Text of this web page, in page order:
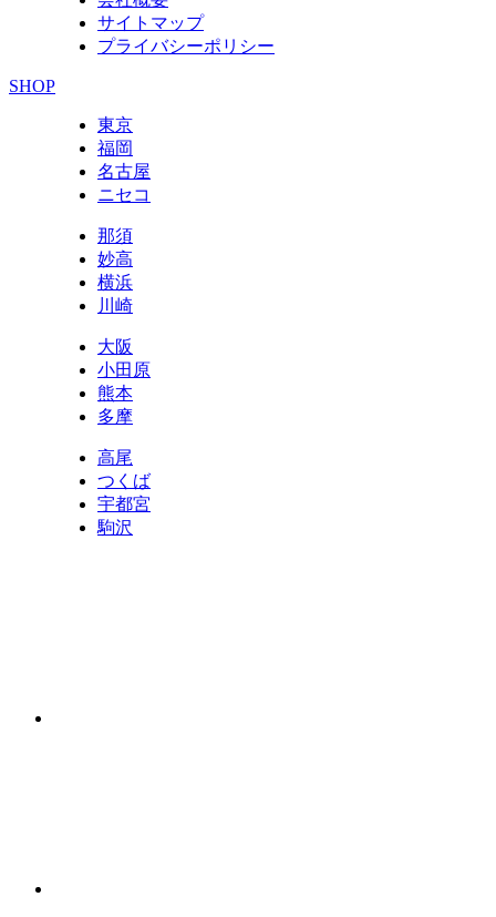
サイトマップ
プライバシーポリシー
SHOP
東京
福岡
名古屋
ニセコ
那須
妙高
横浜
川崎
大阪
小田原
熊本
多摩
高尾
つくば
宇都宮
駒沢